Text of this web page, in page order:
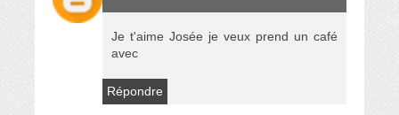
Je t'aime Josée je veux prend un café
avec
Répondre